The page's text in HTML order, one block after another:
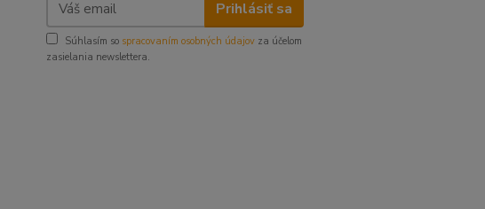
Prihlásiť sa
Súhlasím so spracovaním osobných údajov za účelom
zasielania newslettera.